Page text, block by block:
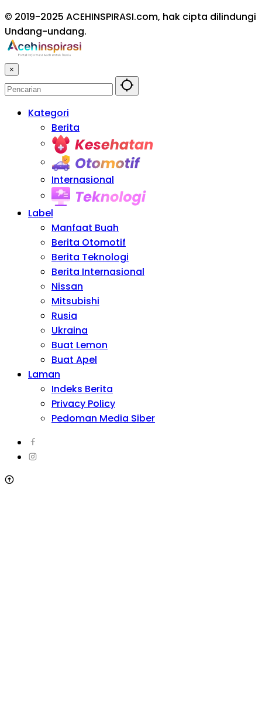
© 2019-2025 ACEHINSPIRASI.com, hak cipta dilindungi
Undang-undang.
×
Kategori
Berita
Internasional
Label
Manfaat Buah
Berita Otomotif
Berita Teknologi
Berita Internasional
Nissan
Mitsubishi
Rusia
Ukraina
Buat Lemon
Buat Apel
Laman
Indeks Berita
Privacy Policy
Pedoman Media Siber